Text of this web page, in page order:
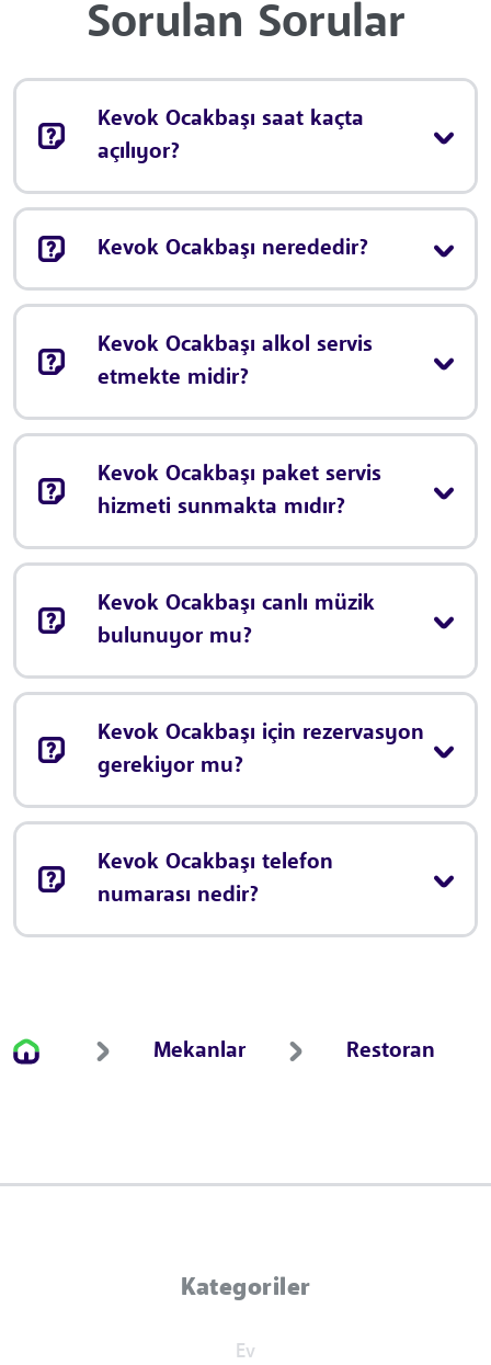
Sorulan Sorular
Kevok Ocakbaşı saat kaçta
açılıyor?
Kevok Ocakbaşı nerededir?
Kevok Ocakbaşı alkol servis
etmekte midir?
Kevok Ocakbaşı paket servis
hizmeti sunmakta mıdır?
Kevok Ocakbaşı canlı müzik
bulunuyor mu?
Kevok Ocakbaşı için rezervasyon
gerekiyor mu?
Kevok Ocakbaşı telefon
numarası nedir?
Mekanlar Restoran
Kategoriler
Ev